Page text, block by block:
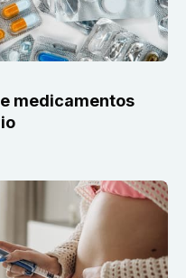
medicamentos